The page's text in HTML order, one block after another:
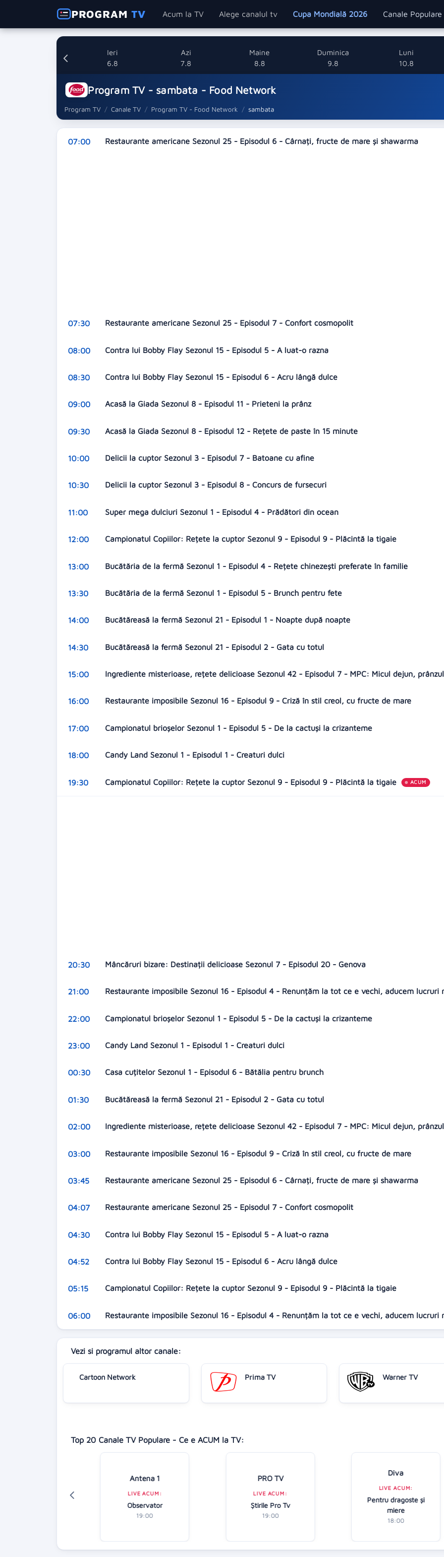
PROGRAMTV Acum la TV Alege canalul tv Cupa Mondială 2026 Canale Populare
Ieri
6.8
Azi
7.8
Maine
8.8
Duminica
9.8
Luni
10.8
Program TV - sambata - Food Network
Program TV Canale TV Program TV - Food Network sambata
07:00 Restaurante americane Sezonul 25 - Episodul 6 - Cârnați, fructe de mare și shawarma
07:30 Restaurante americane Sezonul 25 - Episodul 7 - Confort cosmopolit
08:00 Contra lui Bobby Flay Sezonul 15 - Episodul 5 - A luat-o razna
08:30 Contra lui Bobby Flay Sezonul 15 - Episodul 6 - Acru lângă dulce
09:00 Acasă la Giada Sezonul 8 - Episodul 11 - Prieteni la prânz
09:30 Acasă la Giada Sezonul 8 - Episodul 12 - Rețete de paste în 15 minute
10:00 Delicii la cuptor Sezonul 3 - Episodul 7 - Batoane cu afine
10:30 Delicii la cuptor Sezonul 3 - Episodul 8 - Concurs de fursecuri
11:00 Super mega dulciuri Sezonul 1 - Episodul 4 - Prădători din ocean
12:00 Campionatul Copiilor: Rețete la cuptor Sezonul 9 - Episodul 9 - Plăcintă la tigaie
13:00 Bucătăria de la fermă Sezonul 1 - Episodul 4 - Rețete chinezești preferate în familie
13:30 Bucătăria de la fermă Sezonul 1 - Episodul 5 - Brunch pentru fete
14:00 Bucătăreasă la fermă Sezonul 21 - Episodul 1 - Noapte după noapte
14:30 Bucătăreasă la fermă Sezonul 21 - Episodul 2 - Gata cu totul
15:00 Ingrediente misterioase, rețete delicioase Sezonul 42 - Episodul 7 - MPC: Micul dejun,
16:00 Restaurante imposibile Sezonul 16 - Episodul 9 - Criză în stil creol, cu fructe de mare
17:00 Campionatul brioșelor Sezonul 1 - Episodul 5 - De la cactuși la crizanteme
18:00 Candy Land Sezonul 1 - Episodul 1 - Creaturi dulci
19:30 Campionatul Copiilor: Rețete la cuptor Sezonul 9 - Episodul 9 - Plăcintă la tigaie ACUM
20:30 Mâncăruri bizare: Destinații delicioase Sezonul 7 - Episodul 20 - Genova
21:00 Restaurante imposibile Sezonul 16 - Episodul 4 - Renunțăm la tot ce e vechi, aducem lucruri
22:00 Campionatul brioșelor Sezonul 1 - Episodul 5 - De la cactuși la crizanteme
23:00 Candy Land Sezonul 1 - Episodul 1 - Creaturi dulci
00:30 Casa cuțitelor Sezonul 1 - Episodul 6 - Bătălia pentru brunch
01:30 Bucătăreasă la fermă Sezonul 21 - Episodul 2 - Gata cu totul
02:00 Ingrediente misterioase, rețete delicioase Sezonul 42 - Episodul 7 - MPC: Micul dejun,
03:00 Restaurante imposibile Sezonul 16 - Episodul 9 - Criză în stil creol, cu fructe de mare
03:45 Restaurante americane Sezonul 25 - Episodul 6 - Cârnați, fructe de mare și shawarma
04:07 Restaurante americane Sezonul 25 - Episodul 7 - Confort cosmopolit
04:30 Contra lui Bobby Flay Sezonul 15 - Episodul 5 - A luat-o razna
04:52 Contra lui Bobby Flay Sezonul 15 - Episodul 6 - Acru lângă dulce
05:15 Campionatul Copiilor: Rețete la cuptor Sezonul 9 - Episodul 9 - Plăcintă la tigaie
06:00 Restaurante imposibile Sezonul 16 - Episodul 4 - Renunțăm la tot ce e vechi, aducem lucruri
Vezi si programul altor canale:
Cartoon Network Prima TV Warner TV
Top 20 Canale TV Populare - Ce e ACUM la TV:
Antena 1
LIVE ACUM:
Observator
19:00
PRO TV
LIVE ACUM:
Ştirile Pro Tv
19:00
Diva
LIVE ACUM:
Pentru dragoste și
miere
18:00